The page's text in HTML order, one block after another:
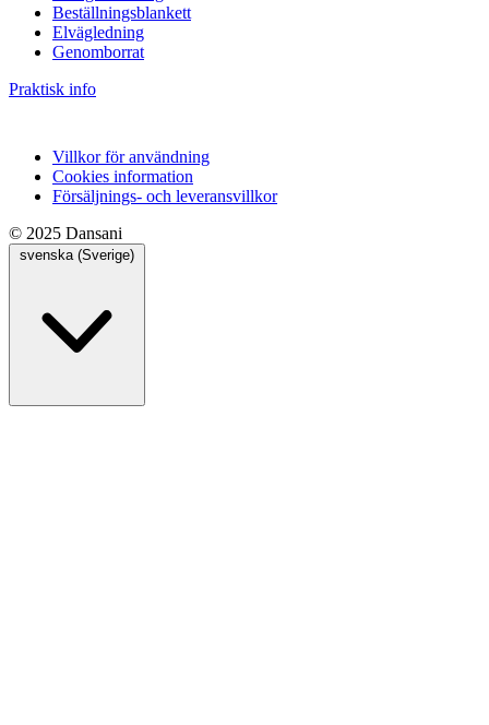
Beställningsblankett
Elvägledning
Genomborrat
Praktisk info
Villkor för användning
Cookies information
Försäljnings- och leveransvillkor
© 2025 Dansani
svenska (Sverige)